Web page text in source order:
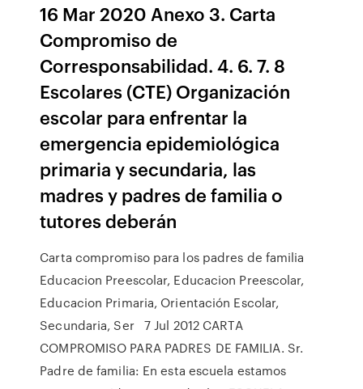
16 Mar 2020 Anexo 3. Carta
Compromiso de
Corresponsabilidad. 4. 6. 7. 8
Escolares (CTE) Organización
escolar para enfrentar la
emergencia epidemiológica
primaria y secundaria, las
madres y padres de familia o
tutores deberán
Carta compromiso para los padres de familia
Educacion Preescolar, Educacion Preescolar,
Educacion Primaria, Orientación Escolar,
Secundaria, Ser 7 Jul 2012 CARTA
COMPROMISO PARA PADRES DE FAMILIA. Sr.
Padre de familia: En esta escuela estamos